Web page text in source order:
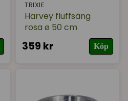
TRIXIE
Harvey fluffsäng
rosa ø 50 cm
359 kr Köp